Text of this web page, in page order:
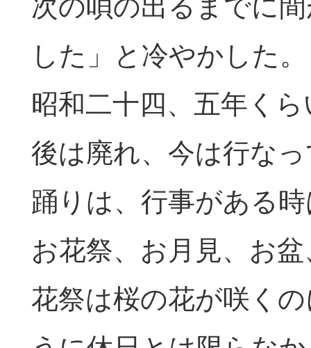
次の唄の出るまでに
した」と冷やかした。
昭和二十四、五年く
後は廃れ、今は行な
踊りは、行事がある
お花祭、お月見、お
花祭は桜の花が咲く